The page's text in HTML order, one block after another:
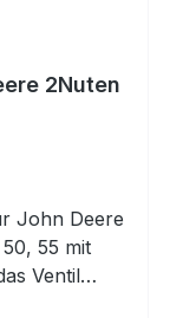
2Nuten
John Deere
55 mit
Ventil